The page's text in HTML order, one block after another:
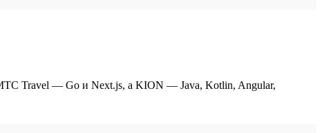
МТС Travel — Go и Next.js, а KION — Java, Kotlin, Angular,